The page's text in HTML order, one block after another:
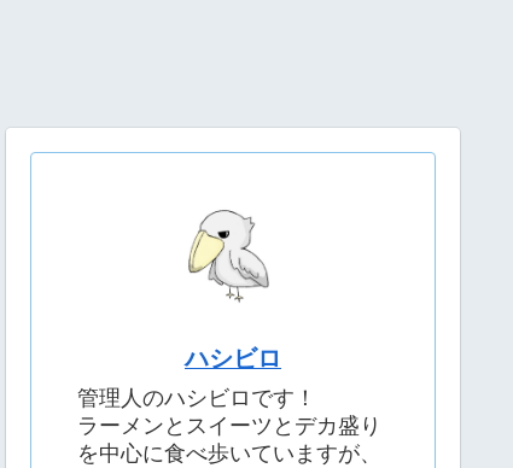
ハシビロ
管理人のハシビロです！
ラーメンとスイーツとデカ盛り
を中心に食べ歩いていますが、